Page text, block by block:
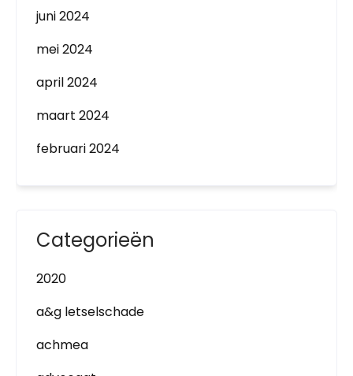
juni 2024
mei 2024
april 2024
maart 2024
februari 2024
Categorieën
2020
a&g letselschade
achmea